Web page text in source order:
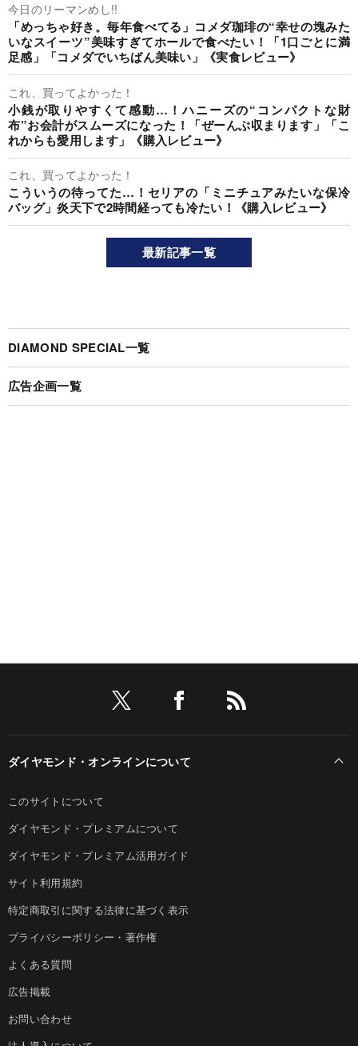
今日のリーマンめし!!
「めっちゃ好き。毎年食べてる」コメダ珈琲の“幸せの塊みた
いなスイーツ”美味すぎてホールで食べたい！「1口ごとに満
足感」「コメダでいちばん美味い」《実食レビュー》
これ、買ってよかった！
小銭が取りやすくて感動…！ハニーズの“コンパクトな財
布”お会計がスムーズになった！「ぜーんぶ収まります」「こ
れからも愛用します」《購入レビュー》
これ、買ってよかった！
こういうの待ってた…！セリアの「ミニチュアみたいな保冷
バッグ」炎天下で2時間経っても冷たい！《購入レビュー》
最新記事一覧
DIAMOND SPECIAL一覧
広告企画一覧
ダイヤモンド・オンラインについて
このサイトについて
ダイヤモンド・プレミアムについて
ダイヤモンド・プレミアム活用ガイド
サイト利用規約
特定商取引に関する法律に基づく表示
プライバシーポリシー・著作権
よくある質問
広告掲載
お問い合わせ